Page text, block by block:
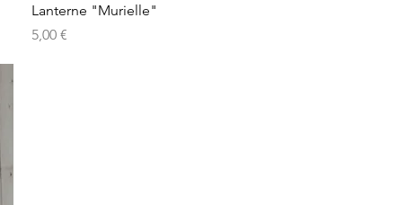
Aperçu rapide
Lanterne "Murielle"
Prix
5,00 €